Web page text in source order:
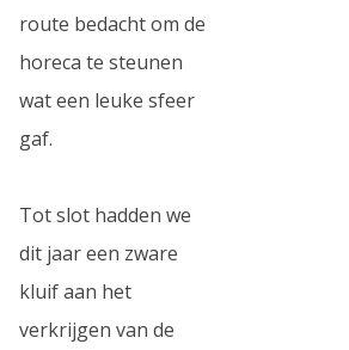
route bedacht om de
horeca te steunen
wat een leuke sfeer
gaf.
Tot slot hadden we
dit jaar een zware
kluif aan het
verkrijgen van de